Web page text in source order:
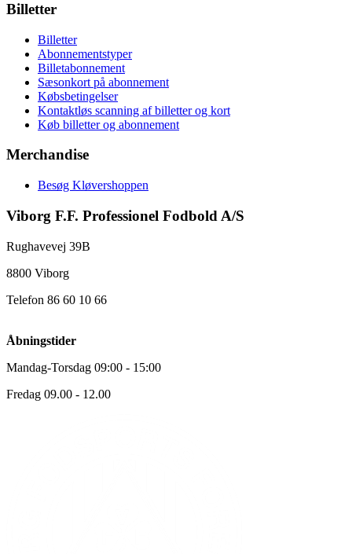
Billetter
Billetter
Abonnementstyper
Billetabonnement
Sæsonkort på abonnement
Købsbetingelser
Kontaktløs scanning af billetter og kort
Køb billetter og abonnement
Merchandise
Besøg Kløvershoppen
Viborg F.F. Professionel Fodbold A/S
Rughavevej 39B
8800 Viborg
Telefon 86 60 10 66
Åbningstider
Mandag-Torsdag 09:00 - 15:00
Fredag 09.00 - 12.00